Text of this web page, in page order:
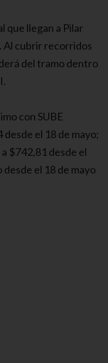
que llegan a Pilar
Al cubrir recorridos
del tramo dentro
con SUBE
el 18 de mayo;
$742,81 desde el
el 18 de mayo